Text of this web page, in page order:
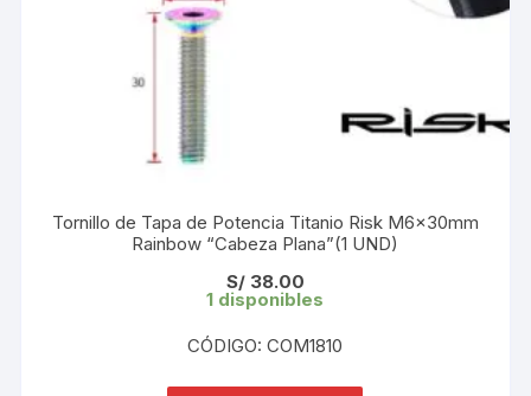
Tornillo de Tapa de Potencia Titanio Risk M6x30mm
Rainbow “Cabeza Plana”(1 UND)
S/38.00
1 disponibles
CÓDIGO: COM1810